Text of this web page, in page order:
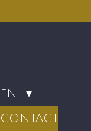
CONTACT